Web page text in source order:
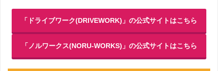
「ドライブワーク(DRIVEWORK)」の公式サイトはこちら
「ノルワークス(NORU-WORKS)」の公式サイトはこちら